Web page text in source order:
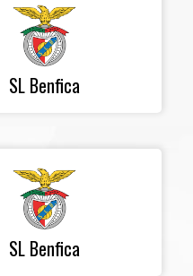
SL Benfica
SL Benfica